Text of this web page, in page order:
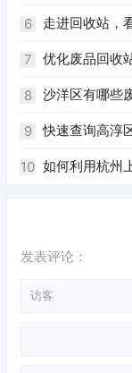
州废品回收电话号
6 走进回收站，
7 优化废品回收
8 沙洋区有哪些
9 快速查询高淳
电话）
10 如何利用杭州
发表评论：